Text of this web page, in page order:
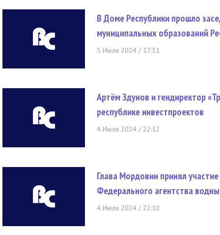
В Доме Республики прошло
муниципальных образований
5 Июля 2024 / 17:31
Артём Здунов и гендиректор
республике инвестпроектов
4 Июля 2024 / 22:12
Глава Мордовии принял
Федерального агентства
4 Июля 2024 / 22:10